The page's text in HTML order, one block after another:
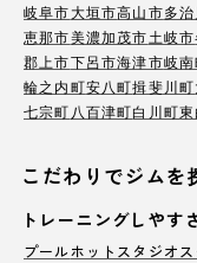
岐阜市大垣市高山市多
恵那市美濃加茂市土岐市
郡上市下呂市海津市岐
輪之内町安八町揖斐川町
七宗町 八百津町白川町
こだわりでジムを
トレーニングしやす
プールホットスタジオ